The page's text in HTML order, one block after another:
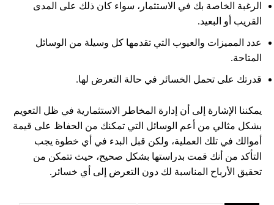
الرغبة الخاصة بك في الاستثمار، سواء كان ذلك على المدى
القريب أو البعيد.
عدد المميزات والعيوب التي تقدمها كل وسيلة من الوسائل
المتاحة.
قدرتك على تحمل الخسائر في حالة التعرض لها.
يمكننا الإشارة إلى أن إدارة المخاطر الاستثمارية في ظل التعويم
بشكل مثالي من أعم الوسائل التي تمكنك من الحفاظ على قيمة
أموالك في تلك العملية، ولكن قبل البدء في أي خطوة يجب
التأكد من أنك قمت بدراستها بشكل صحيح، حيث تتمكن من
تحقيق الأرباح المناسبة لك دون التعرض إلى أي خسائر.